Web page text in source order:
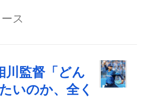
ス
川監督「どん
いのか、全く